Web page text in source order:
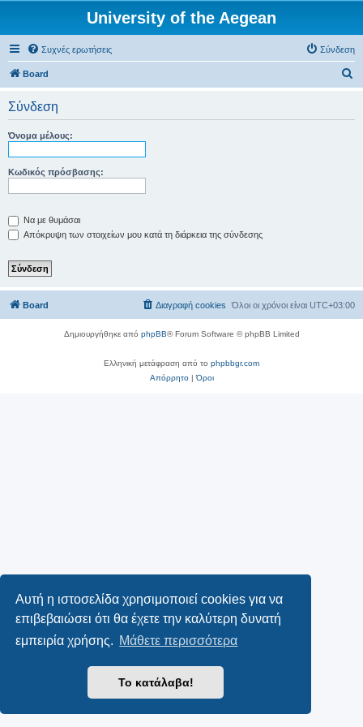
Αυτή η ιστοσελίδα χρησιμοποιεί cookies για να
επιβεβαιώσει ότι θα έχετε την καλύτερη δυνατή
εμπειρία χρήσης. Μάθετε περισσότερα
Το κατάλαβα!
University of the Aegean
Συχνές ερωτήσεις Σύνδεση
Board
Σύνδεση
Όνομα μέλους:
Κωδικός πρόσβασης:
Να με θυμάσαι
Απόκρυψη των στοιχείων μου κατά τη διάρκεια της σύνδεσης
Board Όλοι οι χρόνοι είναι UTC+03:00
Διαγραφή cookies
Δημιουργήθηκε από phpBB® Forum Software © phpBB Limited
Ελληνική μετάφραση από το phpbbgr.com
Απόρρητο|Όροι